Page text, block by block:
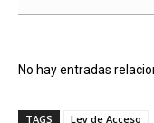
No hay entradas
TAGS Ley de Acceso